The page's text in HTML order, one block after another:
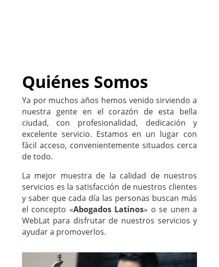
Quiénes Somos
Ya por muchos años hemos venido sirviendo a
nuestra gente en el corazón de esta bella
ciudad, con profesionalidad, dedicación y
excelente servicio. Estamos en un lugar con
fácil acceso, convenientemente situados cerca
de todo.
La mejor muestra de la calidad de nuestros
servicios es la satisfacción de nuestros clientes
y saber que cada día las personas buscan más
el concepto «Abogados Latinos» o se unen a
WebLat para disfrutar de nuestros servicios y
ayudar a promoverlos.